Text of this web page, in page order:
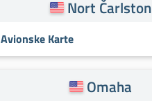
Nort Čarlston
Avionske Karte
Omaha